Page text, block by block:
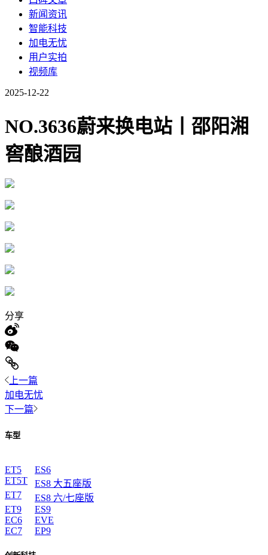
新闻资讯
智能科技
加电无忧
用户实拍
视频库
2025-12-22
NO.3636蔚来换电站丨邵阳湘
窖酿酒园
分享
上一篇
加电无忧
下一篇
车型
ET5
ET5T
ET7
ET9
EC6
EC7
ES6
ES8 大五座版
ES8 六/七座版
ES9
EVE
EP9